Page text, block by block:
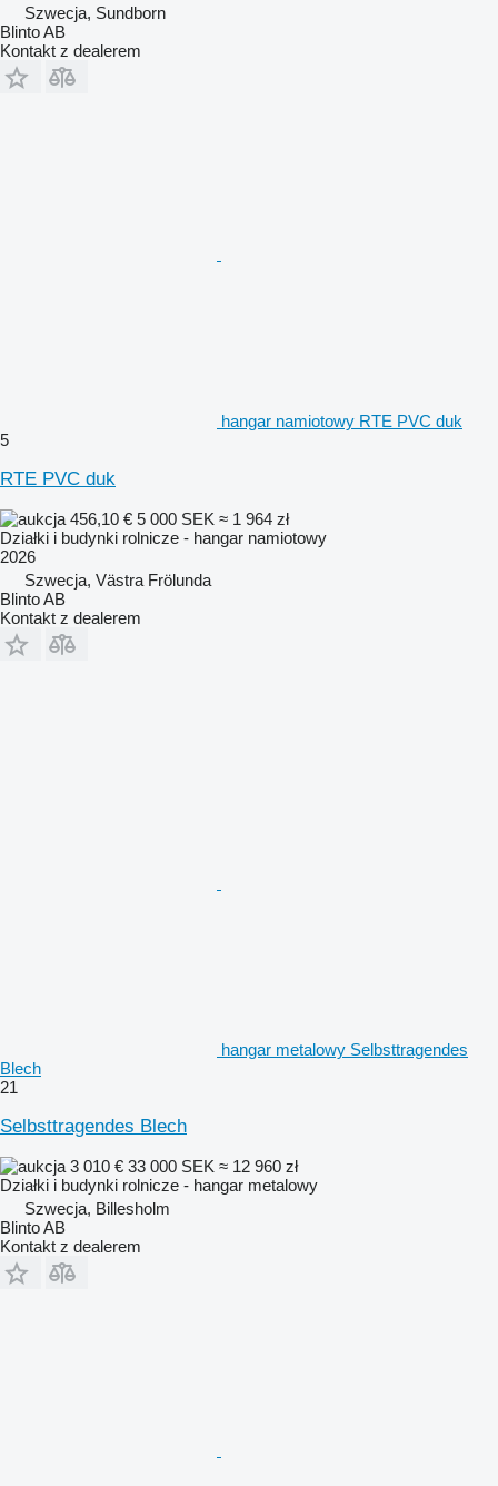
Szwecja, Sundborn
Blinto AB
Kontakt z dealerem
hangar namiotowy RTE PVC duk
5
RTE PVC duk
456,10 € 5 000 SEK ≈ 1 964 zł
Działki i budynki rolnicze - hangar namiotowy
2026
Szwecja, Västra Frölunda
Blinto AB
Kontakt z dealerem
hangar metalowy Selbsttragendes
Blech
21
Selbsttragendes Blech
3 010 € 33 000 SEK ≈ 12 960 zł
Działki i budynki rolnicze - hangar metalowy
Szwecja, Billesholm
Blinto AB
Kontakt z dealerem